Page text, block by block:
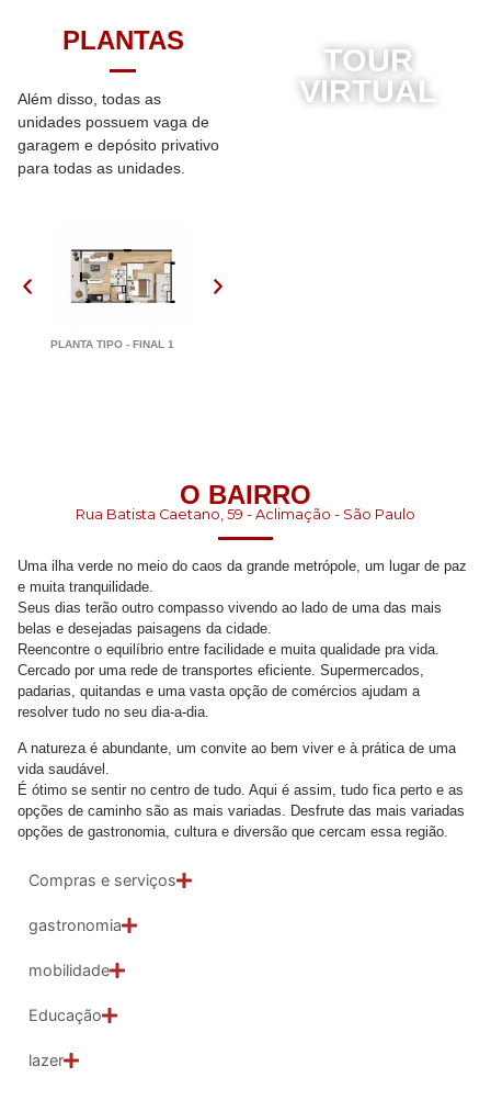
PLANTA TIPO - FINAL 1
PLANTAS
Além disso, todas as
unidades possuem vaga de
garagem e depósito privativo
para todas as unidades.
TOUR
VIRTUAL
O BAIRRO
Rua Batista Caetano, 59 - Aclimação - São Paulo
Uma ilha verde no meio do caos da grande metrópole, um lugar de paz
e muita tranquilidade.
Seus dias terão outro compasso vivendo ao lado de uma das mais
belas e desejadas paisagens da cidade.
Reencontre o equilíbrio entre facilidade e muita qualidade pra vida.
Cercado por uma rede de transportes eficiente. Supermercados,
padarias, quitandas e uma vasta opção de comércios ajudam a
resolver tudo no seu dia-a-dia.
A natureza é abundante, um convite ao bem viver e à prática de uma
vida saudável.
É ótimo se sentir no centro de tudo. Aqui é assim, tudo fica perto e as
opções de caminho são as mais variadas. Desfrute das mais variadas
opções de gastronomia, cultura e diversão que cercam essa região.
Compras e serviços
gastronomia
mobilidade
Educação
lazer